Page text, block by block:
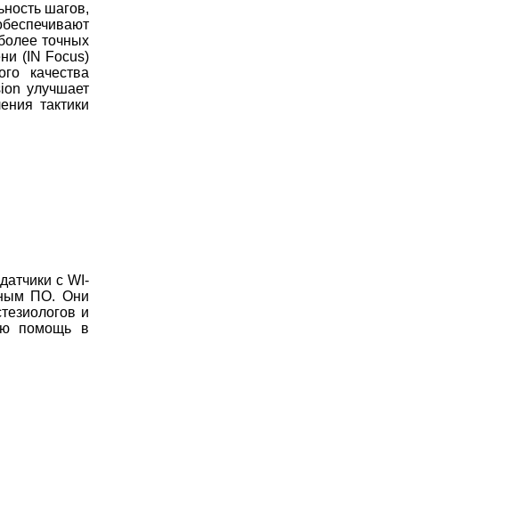
шагов,
точных
(IN Focus)
качества
улучшает
тактики
с WI-
ПО. Они
и
помощь в